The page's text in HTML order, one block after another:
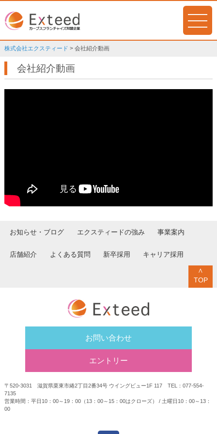
株式会社エクスティード > 会社紹介動画
会社紹介動画
お知らせ・ブログ エクスティードの強み 事業案内
店舗紹介 よくある質問 新卒採用 キャリア採用
∧
TOP
お問い合わせ
エントリー
〒520-3031 滋賀県栗東市綣2丁目2番34号 ウイングビュー1F 117 TEL：077-554-
7135
営業時間：平日10：00～19：00（13：00～15：00はクローズ） / 土曜日10：00～13：
00